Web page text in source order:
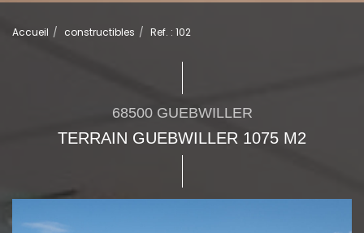
Accueil constructibles Ref. : 102
68500 GUEBWILLER
TERRAIN GUEBWILLER 1075 M2